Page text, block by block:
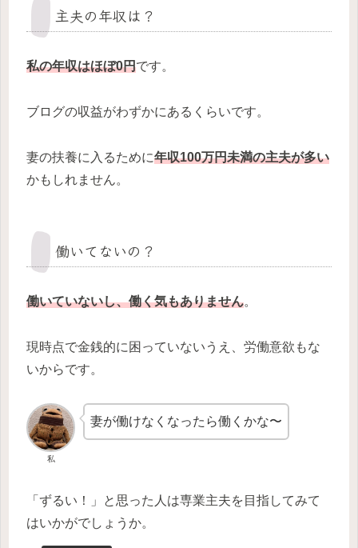
主夫の年収は？
私の年収はほぼ0円です。
ブログの収益がわずかにあるくらいです。
妻の扶養に入るために年収100万円未満の主夫が多い
かもしれません。
働いてないの？
働いていないし、働く気もありません。
現時点で金銭的に困っていないうえ、労働意欲もな
いからです。
私
妻が働けなくなったら働くかな〜
「ずるい！」と思った人は専業主夫を目指してみて
はいかがでしょうか。